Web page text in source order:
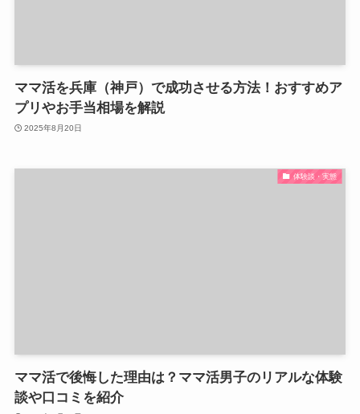
ママ活を兵庫（神戸）で成功させる方法！おすすめア
プリやお手当相場を解説
2025年8月20日
体験談・実態
ママ活で後悔した理由は？ママ活男子のリアルな体験
談や口コミを紹介